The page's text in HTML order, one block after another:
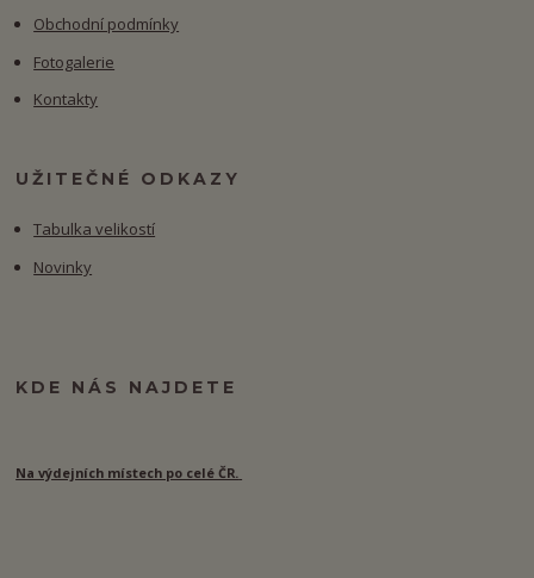
Obchodní podmínky
Fotogalerie
Kontakty
UŽITEČNÉ ODKAZY
Tabulka velikostí
Novinky
KDE NÁS NAJDETE
Na výdejních místech po celé ČR.